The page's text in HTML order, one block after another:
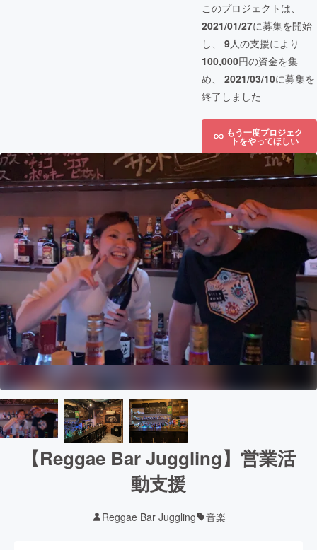
このプロジェクトは、
2021/01/27に募集を開始
し、 9人の支援により
100,000円の資金を集
め、 2021/03/10に募集を
終了しました
もう一度プロジェク
トをやってほしい
【Reggae Bar Juggling】営業活
動支援
Reggae Bar Juggling 音楽